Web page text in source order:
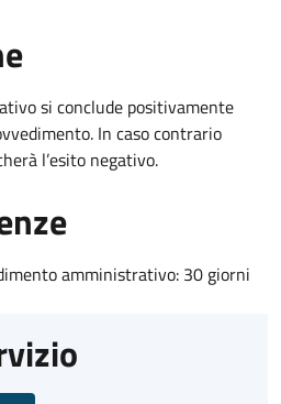
si conclude positivamente
In caso contrario
l’esito negativo.
amministrativo: 30 giorni